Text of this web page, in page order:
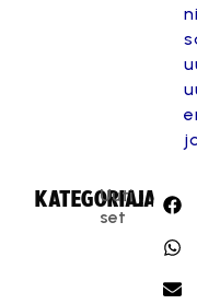
KATEGORIA:
Uuti
set
JAA: